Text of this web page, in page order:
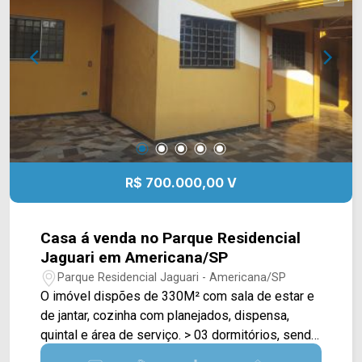
R$ 700.000,00 V
Casa á venda no Parque Residencial
Jaguari em Americana/SP
Parque Residencial Jaguari - Americana/SP
O imóvel dispões de 330M² com sala de estar e
de jantar, cozinha com planejados, dispensa,
quintal e área de serviço. > 03 dormitórios, sendo
01 suíte; > 03 banheiros, sendo 02 sociais; > 04